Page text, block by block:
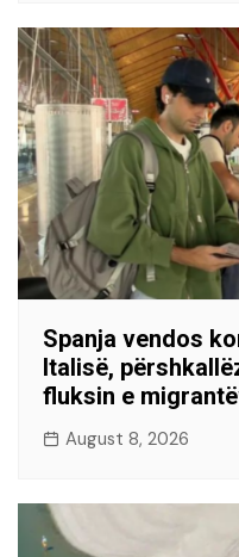
Spanja vendos
Italisë,
fluksin e
August 8, 2026